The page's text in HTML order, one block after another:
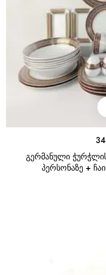
გერმანული
პერსონაზე +